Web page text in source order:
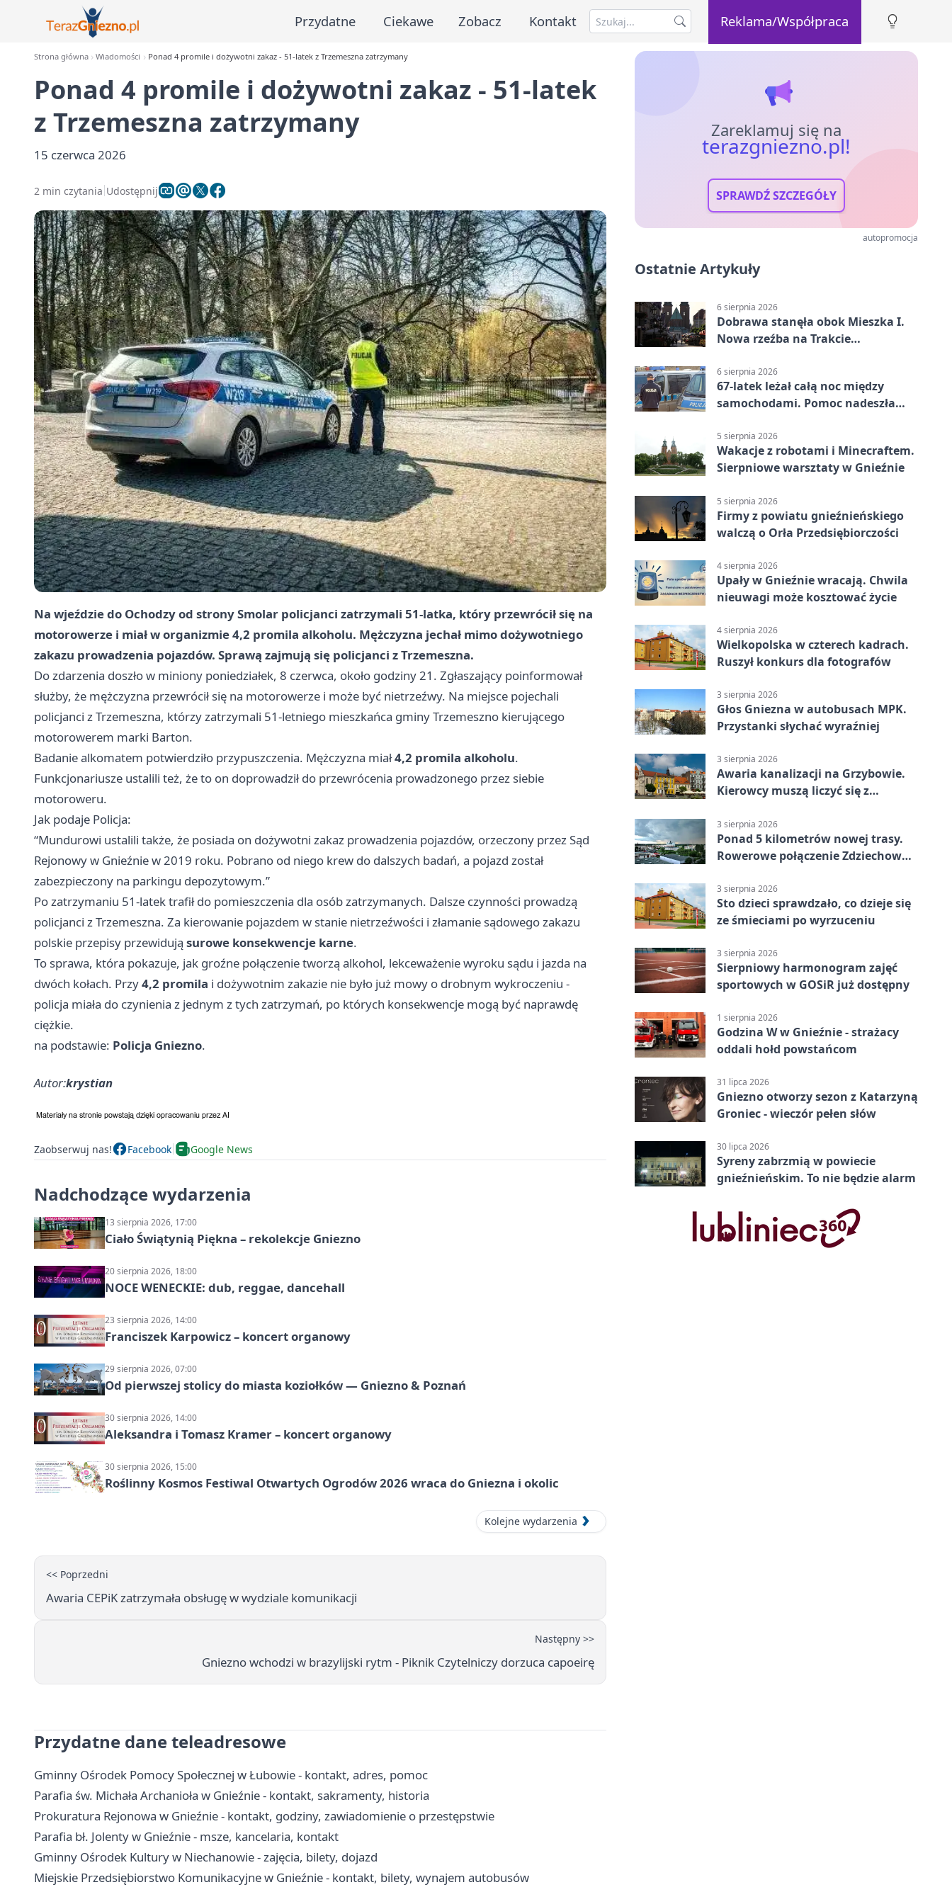
Przydatne Ciekawe Zobacz Kontakt Reklama/Współpraca
Strona główna Wiadomości Ponad 4 promile i dożywotni zakaz - 51-latek z Trzemeszna zatrzymany
Ponad 4 promile i dożywotni zakaz - 51-latek
z Trzemeszna zatrzymany
15 czerwca 2026
2 min czytania Udostępnij
Na wjeździe do Ochodzy od strony Smolar policjanci zatrzymali 51-latka, który przewrócił się na
motorowerze i miał w organizmie 4,2 promila alkoholu. Mężczyzna jechał mimo dożywotniego
zakazu prowadzenia pojazdów. Sprawą zajmują się policjanci z Trzemeszna.
Do zdarzenia doszło w miniony poniedziałek, 8 czerwca, około godziny 21. Zgłaszający poinformował
służby, że mężczyzna przewrócił się na motorowerze i może być nietrzeźwy. Na miejsce pojechali
policjanci z Trzemeszna, którzy zatrzymali 51-letniego mieszkańca gminy Trzemeszno kierującego
motorowerem marki Barton.
Badanie alkomatem potwierdziło przypuszczenia. Mężczyzna miał4,2 promila alkoholu.
Funkcjonariusze ustalili też, że to on doprowadził do przewrócenia prowadzonego przez siebie
motoroweru.
Jak podaje Policja:
“Mundurowi ustalili także, że posiada on dożywotni zakaz prowadzenia pojazdów, orzeczony przez Sąd
Rejonowy w Gnieźnie w 2019 roku. Pobrano od niego krew do dalszych badań, a pojazd został
zabezpieczony na parkingu depozytowym.”
Po zatrzymaniu 51-latek trafił do pomieszczenia dla osób zatrzymanych. Dalsze czynności prowadzą
policjanci z Trzemeszna. Za kierowanie pojazdem w stanie nietrzeźwości i złamanie sądowego zakazu
polskie przepisy przewidują surowe konsekwencje karne.
To sprawa, która pokazuje, jak groźne połączenie tworzą alkohol, lekceważenie wyroku sądu i jazda na
dwóch kołach. Przy4,2 promila i dożywotnim zakazie nie było już mowy o drobnym wykroczeniu -
policja miała do czynienia z jednym z tych zatrzymań, po których konsekwencje mogą być naprawdę
ciężkie.
na podstawie: Policja Gniezno.
Autor:krystian
Zaobserwuj nas! Facebook Google News
Nadchodzące wydarzenia
13 sierpnia 2026, 17:00
Ciało Świątynią Piękna – rekolekcje Gniezno
20 sierpnia 2026, 18:00
NOCE WENECKIE: dub, reggae, dancehall
23 sierpnia 2026, 14:00
Franciszek Karpowicz – koncert organowy
29 sierpnia 2026, 07:00
Od pierwszej stolicy do miasta koziołków — Gniezno & Poznań
30 sierpnia 2026, 14:00
Aleksandra i Tomasz Kramer – koncert organowy
30 sierpnia 2026, 15:00
Roślinny Kosmos Festiwal Otwartych Ogrodów 2026 wraca do Gniezna i okolic
Kolejne wydarzenia
<< Poprzedni
Awaria CEPiK zatrzymała obsługę w wydziale komunikacji
Następny >>
Gniezno wchodzi w brazylijski rytm - Piknik Czytelniczy dorzuca capoeirę
Przydatne dane teleadresowe
Gminny Ośrodek Pomocy Społecznej w Łubowie - kontakt, adres, pomoc
Parafia św. Michała Archanioła w Gnieźnie - kontakt, sakramenty, historia
Prokuratura Rejonowa w Gnieźnie - kontakt, godziny, zawiadomienie o przestępstwie
Parafia bł. Jolenty w Gnieźnie - msze, kancelaria, kontakt
Gminny Ośrodek Kultury w Niechanowie - zajęcia, bilety, dojazd
Miejskie Przedsiębiorstwo Komunikacyjne w Gnieźnie - kontakt, bilety, wynajem autobusów
Zareklamuj się na
terazgniezno.pl!
SPRAWDŹ SZCZEGÓŁY
autopromocja
Ostatnie Artykuły
6 sierpnia 2026
Dobrawa stanęła obok Mieszka I.
Nowa rzeźba na Trakcie
6 sierpnia 2026
67-latek leżał całą noc między
samochodami. Pomoc nadeszła
5 sierpnia 2026
Wakacje z robotami i Minecraftem.
Sierpniowe warsztaty w Gnieźnie
5 sierpnia 2026
Firmy z powiatu gnieźnieńskiego
walczą o Orła Przedsiębiorczości
4 sierpnia 2026
Upały w Gnieźnie wracają. Chwila
nieuwagi może kosztować życie
4 sierpnia 2026
Wielkopolska w czterech kadrach.
Ruszył konkurs dla fotografów
3 sierpnia 2026
Głos Gniezna w autobusach MPK.
Przystanki słychać wyraźniej
3 sierpnia 2026
Awaria kanalizacji na Grzybowie.
Kierowcy muszą liczyć się z
3 sierpnia 2026
Ponad 5 kilometrów nowej trasy.
Rowerowe połączenie Zdziechowa z
3 sierpnia 2026
Sto dzieci sprawdzało, co dzieje się
ze śmieciami po wyrzuceniu
3 sierpnia 2026
Sierpniowy harmonogram zajęć
sportowych w GOSiR już dostępny
1 sierpnia 2026
Godzina W w Gnieźnie - strażacy
oddali hołd powstańcom
31 lipca 2026
Gniezno otworzy sezon z Katarzyną
Groniec - wieczór pełen słów
30 lipca 2026
Syreny zabrzmią w powiecie
gnieźnieńskim. To nie będzie alarm